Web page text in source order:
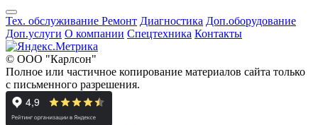
Тех. обслуживание Ремонт Диагностика Доп.оборудование
Доп.услуги О компании Спецтехника Контакты
© ООО "Карлсон"
Полное или частичное копирование материалов сайта только
с письменного разрешения.